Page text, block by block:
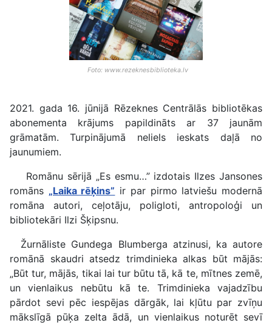
Foto: www.rezeknesbiblioteka.lv
2021. gada 16. jūnijā Rēzeknes Centrālās bibliotēkas
abonementa krājums papildināts ar 37 jaunām
grāmatām. Turpinājumā neliels ieskats daļā no
jaunumiem.
Romānu sērijā „Es esmu…” izdotais Ilzes Jansones
romāns „Laika rēķins” ir par pirmo latviešu modernā
romāna autori, ceļotāju, poligloti, antropoloģi un
bibliotekāri Ilzi Šķipsnu.
Žurnāliste Gundega Blumberga atzinusi, ka autore
romānā skaudri atsedz trimdinieka alkas būt mājās:
„Būt tur, mājās, tikai lai tur būtu tā, kā te, mītnes zemē,
un vienlaikus nebūtu kā te. Trimdinieka vajadzību
pārdot sevi pēc iespējas dārgāk, lai kļūtu par zvīņu
mākslīgā pūķa zelta ādā, un vienlaikus noturēt sevī